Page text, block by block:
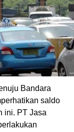
Bandara
saldo
ini. PT Jasa